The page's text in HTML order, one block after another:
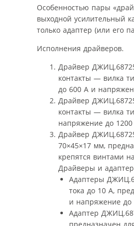
Особенностью пары
выходной усилительный
только адаптер (или его
Исполнения драйверов.
Драйвер
контакты — вилка
до 600 А и
Драйвер
контакты — вилка
напряжение до
Драйвер
70×45×17 мм,
крепятся винтами
Драйверы и
Адаптеры
тока до 10 А,
и напряжение до
Адаптер